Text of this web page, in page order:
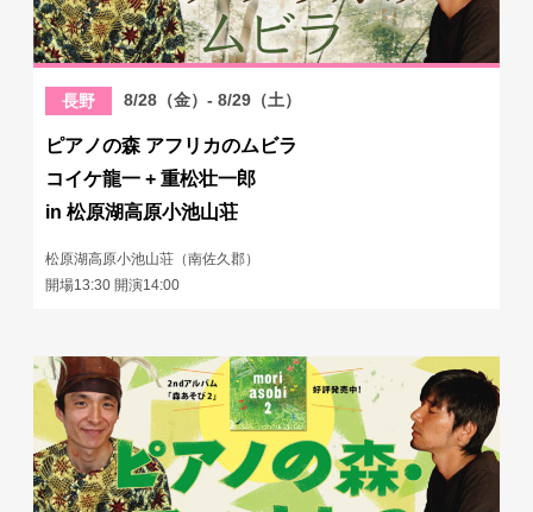
長野 8/28（金）- 8/29（土）
ピアノの森 アフリカのムビラ
コイケ龍一 + 重松壮一郎
in 松原湖高原小池山荘
松原湖高原小池山荘（南佐久郡）
開場13:30 開演14:00